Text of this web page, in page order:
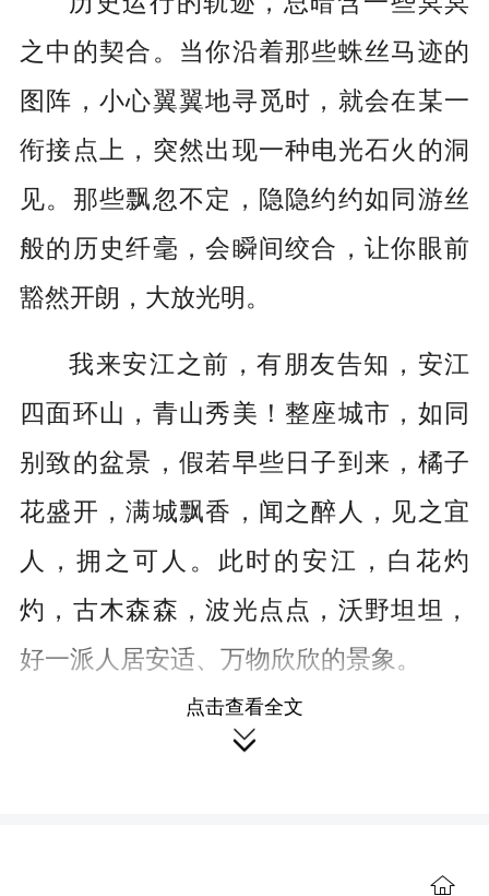
之中的契合。当你沿着那些蛛丝马迹的
图阵，小心翼翼地寻觅时，就会在某一
衔接点上，突然出现一种电光石火的洞
见。那些飘忽不定，隐隐约约如同游丝
般的历史纤毫，会瞬间绞合，让你眼前
豁然开朗，大放光明。
我来安江之前，有朋友告知，安江
四面环山，青山秀美！整座城市，如同
别致的盆景，假若早些日子到来，橘子
花盛开，满城飘香，闻之醉人，见之宜
人，拥之可人。此时的安江，白花灼
灼，古木森森，波光点点，沃野坦坦，
好一派人居安适、万物欣欣的景象。
我不是追花夺蜜的蜂人，更非寻花
点击查看全文
